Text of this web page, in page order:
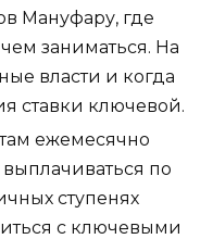
Мануфару, где
заниматься. На
власти и когда
ставки ключевой.
ежемесячно
по
ступенях
с ключевыми